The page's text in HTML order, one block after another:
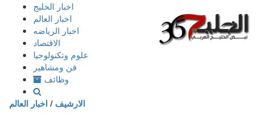
إذهب
المحتوى
اخبار الخليج
اخبار العالم
اخبار الرياضه
الاقتصاد
علوم وتكنولوجيا
فن ومشاهير
وظائف
الارشيف / اخبار العالم